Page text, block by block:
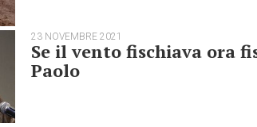
23 NOVEMBRE 2021
Se il vento fischiava ora
Paolo